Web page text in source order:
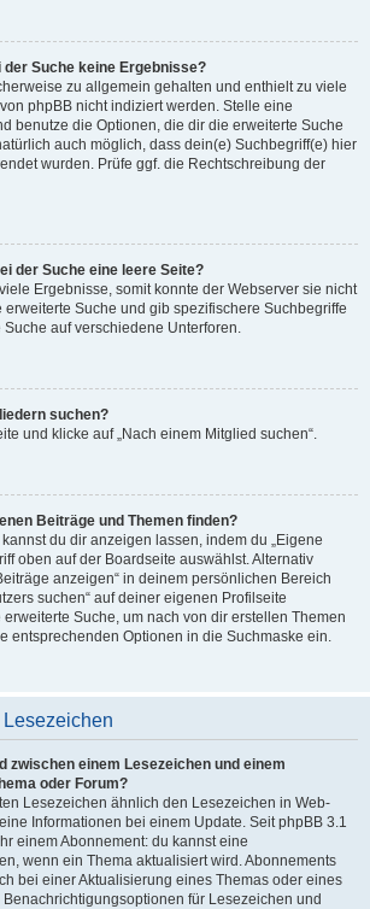
Suche keine Ergebnisse?
zu allgemein gehalten und enthielt zu viele
phpBB nicht indiziert werden. Stelle eine
benutze die Optionen, die dir die erweiterte Suche
auch möglich, dass dein(e) Suchbegriff(e) hier
wurden. Prüfe ggf. die Rechtschreibung der
der Suche eine leere Seite?
Ergebnisse, somit konnte der Webserver sie nicht
Suche und gib spezifischere Suchbegriffe
auf verschiedene Unterforen.
suchen?
und klicke auf „Nach einem Mitglied suchen“.
Beiträge und Themen finden?
du dir anzeigen lassen, indem du „Eigene
oben auf der Boardseite auswählst. Alternativ
anzeigen“ in deinem persönlichen Bereich
suchen“ auf deiner eigenen Profilseite
Suche, um nach von dir erstellen Themen
entsprechenden Optionen in die Suchmaske ein.
zwischen einem Lesezeichen und einem
oder Forum?
Lesezeichen ähnlich den Lesezeichen in Web-
Informationen bei einem Update. Seit phpBB 3.1
einem Abonnement: du kannst eine
wenn ein Thema aktualisiert wird. Abonnements
bei einer Aktualisierung eines Themas oder eines
Benachrichtigungsoptionen für Lesezeichen und